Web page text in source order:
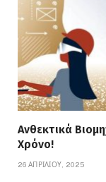
Ανθεκτικά
Χρόνο!
26 ΑΠΡΙΛΊΟΥ, 2025